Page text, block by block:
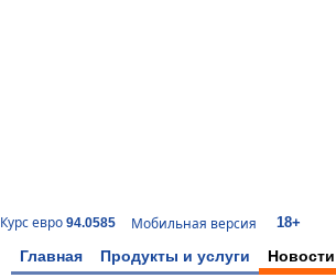
Курс евро 94.0585 Мобильная версия 18+
Главная Продукты и услуги Новости